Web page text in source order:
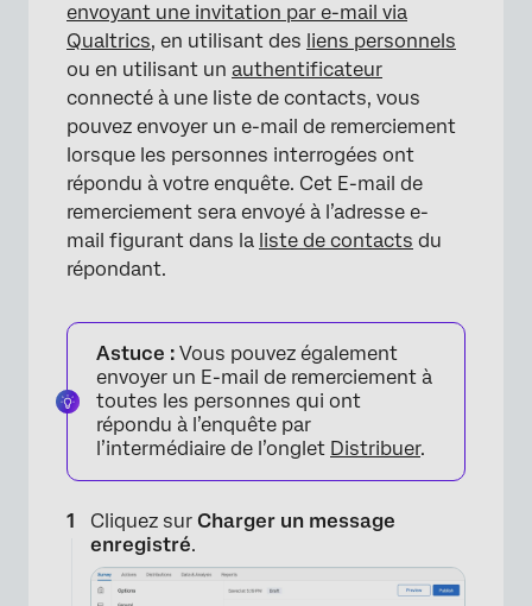
×
envoyant une invitation par e-mail via
Qualtrics, en utilisant des liens personnels
ou en utilisant un authentificateur
connecté à une liste de contacts, vous
pouvez envoyer un e-mail de remerciement
lorsque les personnes interrogées ont
répondu à votre enquête. Cet E-mail de
remerciement sera envoyé à l’adresse e-
mail figurant dans la liste de contacts du
répondant.
Astuce : Vous pouvez également
envoyer un E-mail de remerciement à
toutes les personnes qui ont
répondu à l’enquête par
l’intermédiaire de l’onglet Distribuer.
Cliquez sur Charger un message
enregistré.